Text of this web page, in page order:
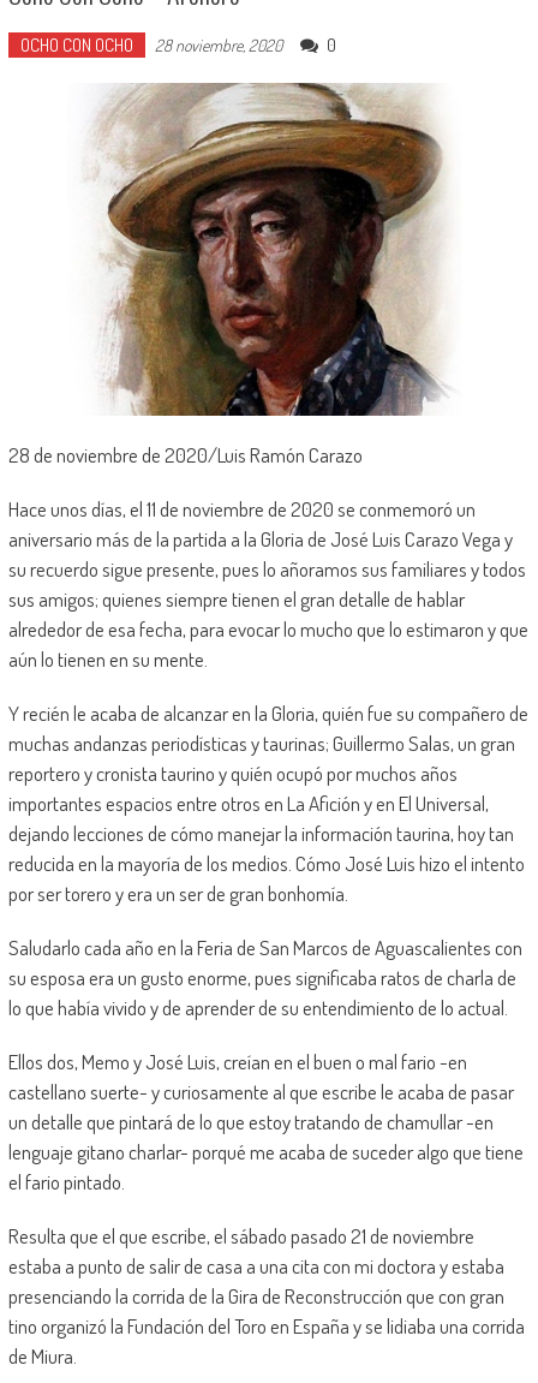
OCHO CON OCHO 28 noviembre, 2020 0
28 de noviembre de 2020/Luis Ramón Carazo
Hace unos días, el 11 de noviembre de 2020 se conmemoró un
aniversario más de la partida a la Gloria de José Luis Carazo Vega y
su recuerdo sigue presente, pues lo añoramos sus familiares y todos
sus amigos; quienes siempre tienen el gran detalle de hablar
alrededor de esa fecha, para evocar lo mucho que lo estimaron y que
aún lo tienen en su mente.
Y recién le acaba de alcanzar en la Gloria, quién fue su compañero de
muchas andanzas periodísticas y taurinas; Guillermo Salas, un gran
reportero y cronista taurino y quién ocupó por muchos años
importantes espacios entre otros en La Afición y en El Universal,
dejando lecciones de cómo manejar la información taurina, hoy tan
reducida en la mayoría de los medios. Cómo José Luis hizo el intento
por ser torero y era un ser de gran bonhomía.
Saludarlo cada año en la Feria de San Marcos de Aguascalientes con
su esposa era un gusto enorme, pues significaba ratos de charla de
lo que había vivido y de aprender de su entendimiento de lo actual.
Ellos dos, Memo y José Luis, creían en el buen o mal fario -en
castellano suerte- y curiosamente al que escribe le acaba de pasar
un detalle que pintará de lo que estoy tratando de chamullar -en
lenguaje gitano charlar- porqué me acaba de suceder algo que tiene
el fario pintado.
Resulta que el que escribe, el sábado pasado 21 de noviembre
estaba a punto de salir de casa a una cita con mi doctora y estaba
presenciando la corrida de la Gira de Reconstrucción que con gran
tino organizó la Fundación del Toro en España y se lidiaba una corrida
de Miura.